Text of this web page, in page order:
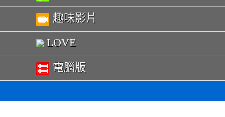
趣味影片
LOVE
電腦版